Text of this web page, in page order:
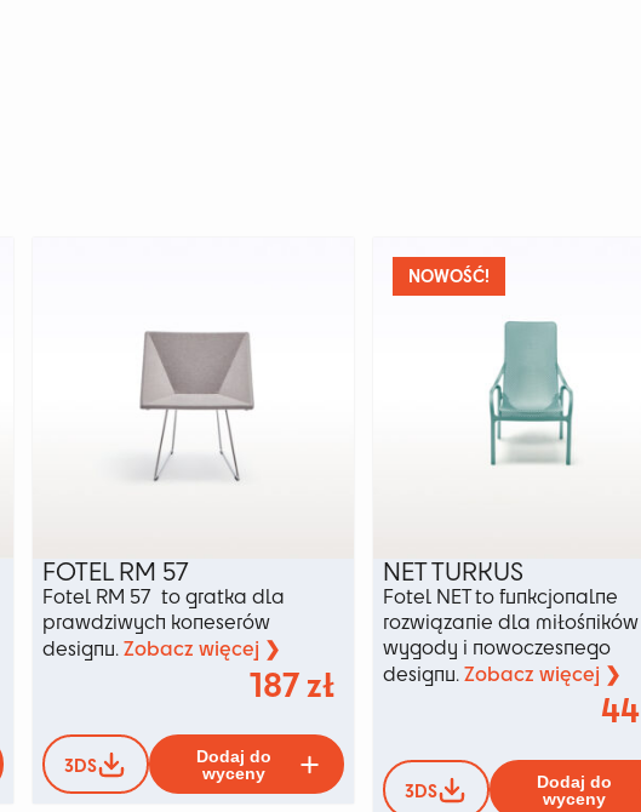
Ten
produkt
FOTEL RM 57
Fotel RM 57 to gratka dla
prawdziwych koneserów
designu. Zobacz więcej ❯
187zł
3DS
Dodaj do
wyceny
Ten
produkt
NOWOŚĆ!
NET TURKUS
Fotel NET to funkcjonalne
rozwiązanie dla miłośników
wygody i nowoczesnego
designu. Zobacz więcej ❯
44
3DS
Dodaj do
wyceny